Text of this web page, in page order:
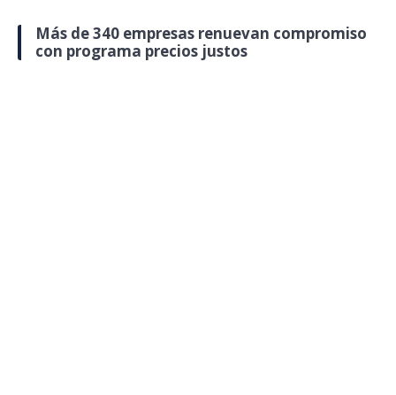
Más de 340 empresas renuevan compromiso
con programa precios justos